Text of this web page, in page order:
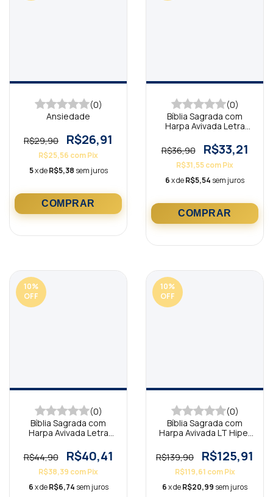
(0)
Ansiedade
R$29,90 R$26,91
R$25,56 comPix
5x deR$5,38 sem juros
(0)
Bíblia Sagrada com
Harpa Avivada Letra
Inteiro
R$36,90 R$33,21
R$31,55comPix
6x deR$5,54 sem juros
10%
OFF
(0)
Bíblia Sagrada com
Harpa Avivada Letra
R$44,90
R$40,41
R$38,39 comPix
6x deR$6,74 sem juros
10%
OFF
(0)
Bíblia Sagrada com
Harpa Avivada LT Hiper
índice Vermelho
R$139,90 R$125,91
R$119,61 com Pix
6x deR$20,99 sem juros